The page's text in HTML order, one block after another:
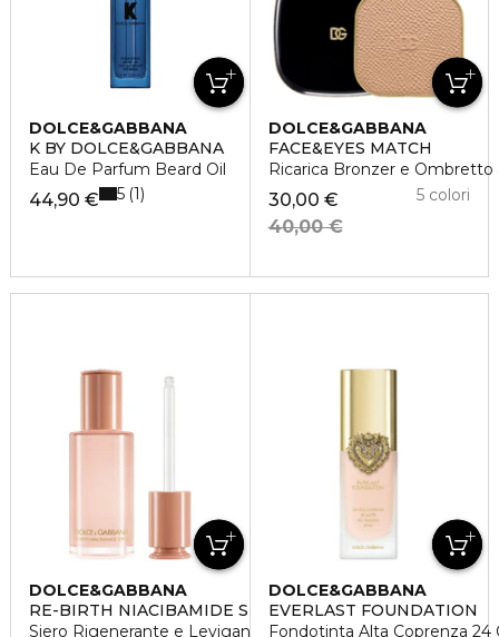
DOLCE&GABBANA
K BY DOLCE&GABBANA
Eau De Parfum Beard Oil
44,90 € 5 1
DOLCE&GABBANA
FACE&EYES MATCH
Ricarica Bronzer e Ombretto
30,00 €
40,00 €
5 colori
DOLCE&GABBANA
RE-BIRTH NIACIBAMIDE SERUM
Siero Rigenerante e Levigante
DOLCE&GABBANA
EVERLAST FOUNDATION
Fondotinta Alta Coprenza 24